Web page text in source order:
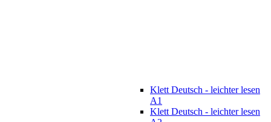
Klett Deutsch - leichter lesen
A1
Klett Deutsch - leichter lesen